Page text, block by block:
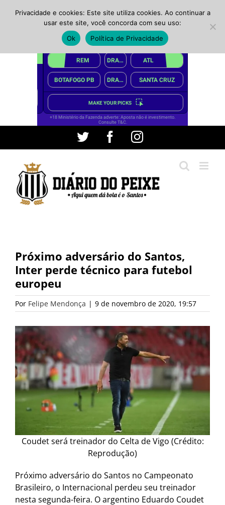
conteúdo
Twitter FacebookInstagram
Próximo adversário do Santos,
Inter perde técnico para futebol
europeu
Por Felipe Mendonça | 9 de novembro de 2020, 19:57
Coudet será treinador do Celta de Vigo (Crédito:
Reprodução)
Próximo adversário do Santos no Campeonato
Brasileiro, o Internacional perdeu seu treinador
nesta segunda-feira. O argentino Eduardo Coudet
Privacidade e cookies: Este site utiliza cookies. Ao continuar a
usar este site, você concorda com seu uso:
Ok
Política de Privacidade